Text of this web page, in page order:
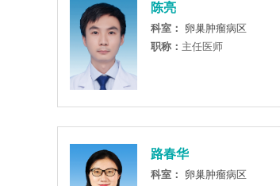
陈亮
科室：
卵巢肿瘤病区
职称： 主任医师
路春华
科室：
卵巢肿瘤病区